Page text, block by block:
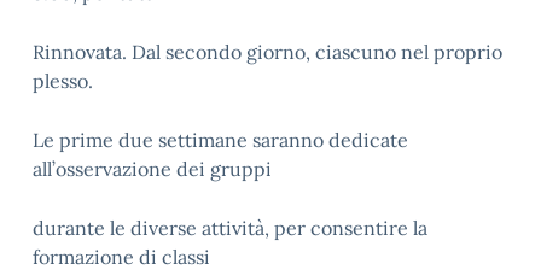
Rinnovata. Dal secondo giorno, ciascuno nel proprio
plesso.
Le prime due settimane saranno dedicate
all’osservazione dei gruppi
durante le diverse attività, per consentire la
formazione di classi